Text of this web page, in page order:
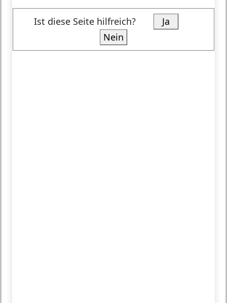
Ist diese Seite hilfreich?
Ja
Nein